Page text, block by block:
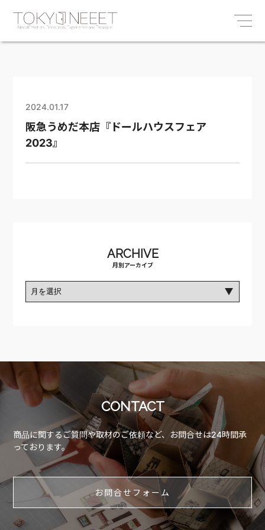
2024.01.17
阪急うめだ本店『ドールハウスフェア
2023』
ARCHIVE
月別アーカイブ
CONTACT
商品に関するご質問や取材のご依頼など、お問合せは24時間承
っております。
お問合せフォーム